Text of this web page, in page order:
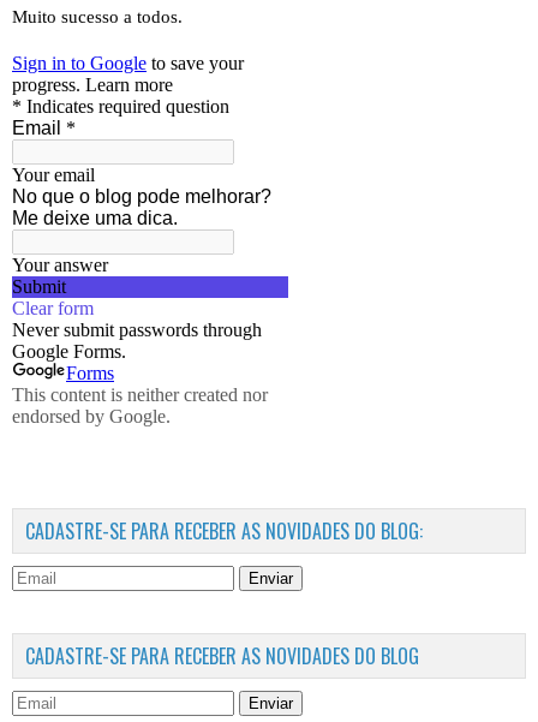
CADASTRE-SE PARA RECEBER AS NOVIDADES DO BLOG:
Enviar
CADASTRE-SE PARA RECEBER AS NOVIDADES DO BLOG
Enviar